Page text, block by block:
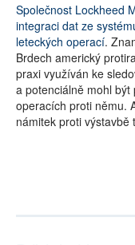
Společnost Lockheed
integraci dat ze
leteckých operací.
Brdech americký
praxi využíván ke
a potenciálně mohl být
operacích proti němu.
námitek proti výstavbě